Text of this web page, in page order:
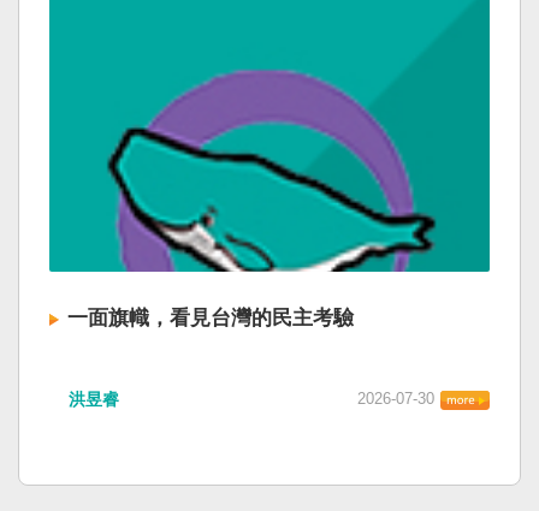
一面旗幟，看見台灣的民主考驗
洪昱睿 2026-07-30